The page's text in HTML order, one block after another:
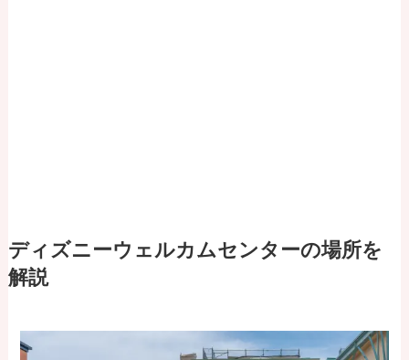
ディズニーウェルカムセンターの場所を
解説